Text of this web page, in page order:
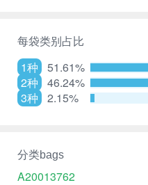
每袋类别占比
1种
51.61%
2种
46.24%
3种
2.15%
分类bags
A20013762